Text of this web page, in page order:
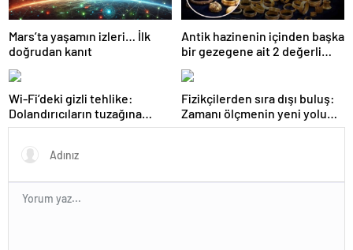
Mars’ta yaşamın izleri… İlk
doğrudan kanıt
Antik hazinenin içinden başka
bir gezegene ait 2 değerli
eşya çıktı!
Wi-Fi’deki gizli tehlike:
Dolandırıcıların tuzağına
düşmemek için bu özelliği
Fizikçilerden sıra dışı buluş:
Zamanı ölçmenin yeni yolu
bulundu